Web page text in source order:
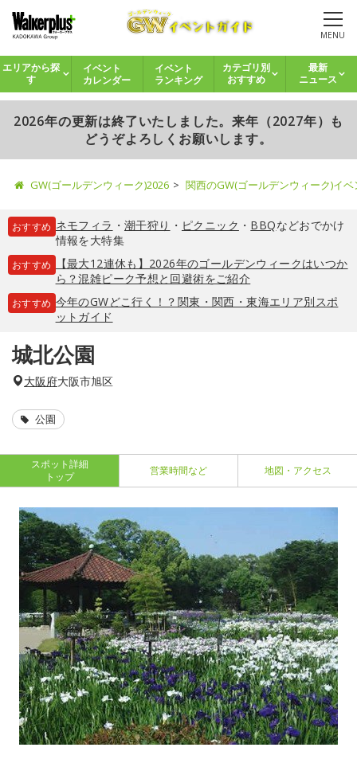
MENU
エリアから探
す
イベント
カレンダー
イベント
ランキング
カテゴリ別
おすすめ
最新
ニュース
2026年の更新は終了いたしました。来年（2027年）も
どうぞよろしくお願いします。
GW(ゴールデンウィーク)2026 関西のGW(ゴールデンウィーク)イ
おすすめ ネモフィラ ・ 潮干狩り ・ ピクニック ・ BBQなどおでかけ
情報を大特集
おすすめ
【最大12連休も】2026年のゴールデンウィークはいつか
ら？混雑ピーク予想と回避術をご紹介
おすすめ 今年のGWどこ行く！？関東・関西・東海エリア別スポ
ットガイド
城北公園
大阪府大阪市旭区
公園
スポット詳細
トップ
営業時間など 地図・アクセス